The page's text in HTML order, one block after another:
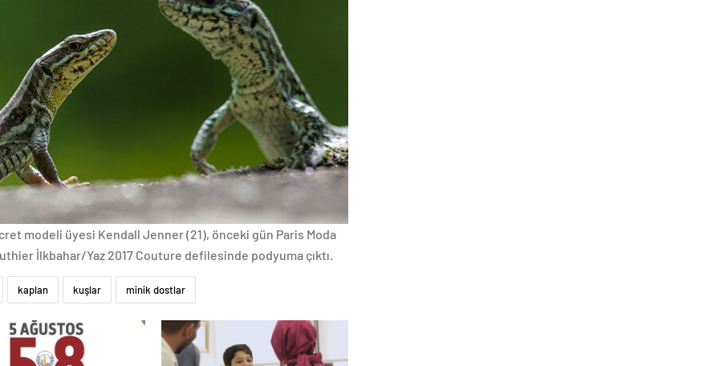
modeli üyesi Kendall Jenner (21), önceki gün Paris Moda
İlkbahar/Yaz 2017 Couture defilesinde podyuma çıktı.
kaplan kuşlar minik dostlar